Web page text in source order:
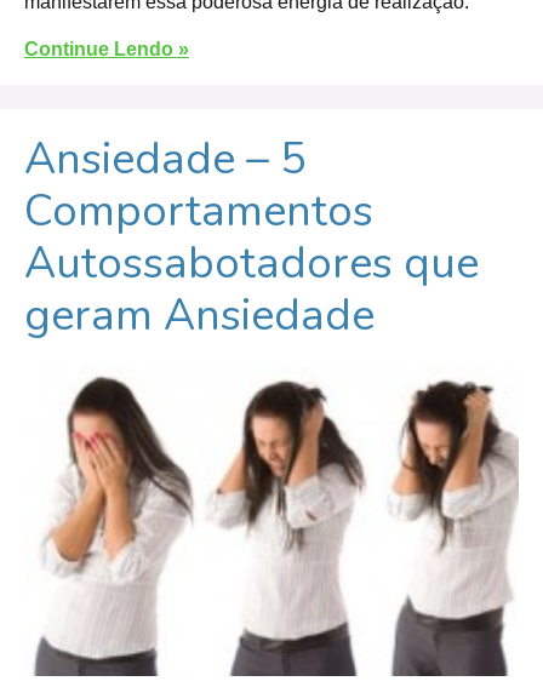
Continue Lendo »
Ansiedade – 5
Comportamentos
Autossabotadores que
geram Ansiedade